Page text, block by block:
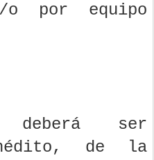
o por equipo
ser
de la